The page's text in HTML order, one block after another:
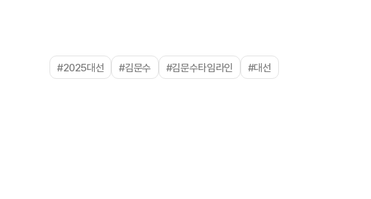
#2025대선 #김문수 #김문수타임라인 #대선